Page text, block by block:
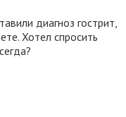
диагноз гострит,
Хотел спросить